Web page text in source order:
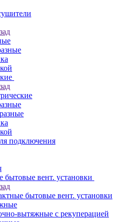
подключения
бытовые вент. установки
бытовые вент. установки
вытяжные с рекуперацией